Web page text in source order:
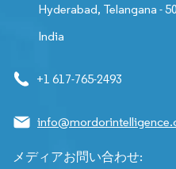
Hyderabad, Telangana -
India
+1 617-765-2493
メディアお問い合わせ: